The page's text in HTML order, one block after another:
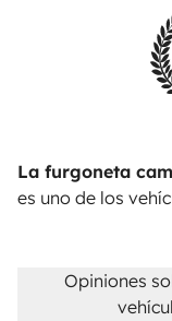
La furgoneta
es uno de los
Opiniones